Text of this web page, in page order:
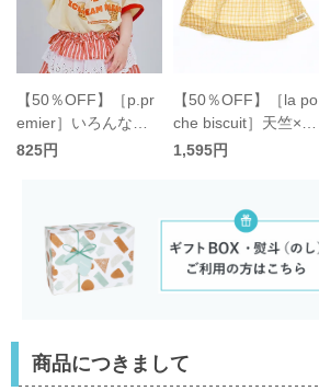
【50％OFF】［p.pr
emier］いろんなア
イスちょーだいグラ
825円
【50％OFF】［la po
che biscuit］天竺×シ
フォンチェックTシ
1,595円
商品につきまして